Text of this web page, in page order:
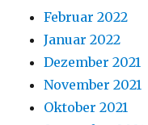
Februar 2022
Januar 2022
Dezember 2021
November 2021
Oktober 2021